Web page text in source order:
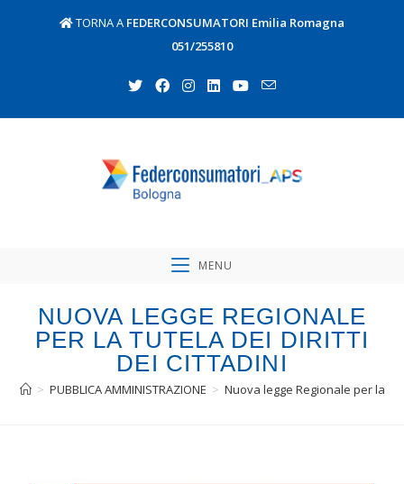
TORNA A FEDERCONSUMATORI Emilia Romagna
051/255810
MENU
NUOVA LEGGE REGIONALE
PER LA TUTELA DEI DIRITTI
DEI CITTADINI
> PUBBLICA AMMINISTRAZIONE > Nuova legge Regionale per la